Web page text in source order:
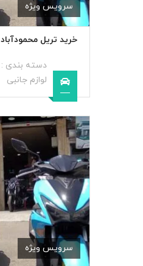
سرویس ویژه
خرید تریل محمودآباد
دسته بندی :
لوازم جانبی
سرویس ویژه